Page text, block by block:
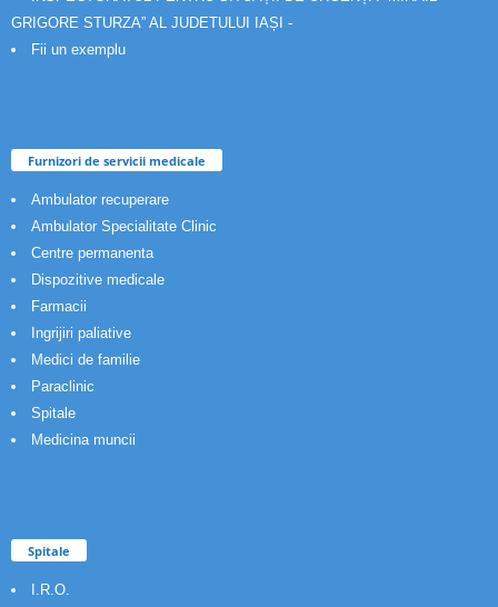
GRIGORE STURZA” AL JUDETULUI IAȘI -
Fii un exemplu
Furnizori de servicii medicale
Ambulator recuperare
Ambulator Specialitate Clinic
Centre permanenta
Dispozitive medicale
Farmacii
Ingrijiri paliative
Medici de familie
Paraclinic
Spitale
Medicina muncii
Spitale
I.R.O.